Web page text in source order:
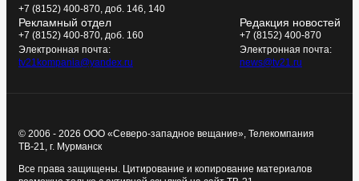
+7 (8152) 400-870, доб. 146, 140
Рекламный отдел
+7 (8152) 400-870, доб. 160
Электронная почта:
tv21kompania@yandex.ru
Редакция новостей
+7 (8152) 400-870
Электронная почта:
news@tv21.ru
© 2006 - 2026 ООО «Северо-западное вещание», Телекомпания
ТВ-21, г. Мурманск
Все права защищены. Цитирование и копирование материалов